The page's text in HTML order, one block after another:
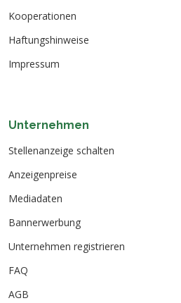
Kooperationen
Haftungshinweise
Impressum
Unternehmen
Stellenanzeige schalten
Anzeigenpreise
Mediadaten
Bannerwerbung
Unternehmen registrieren
FAQ
AGB